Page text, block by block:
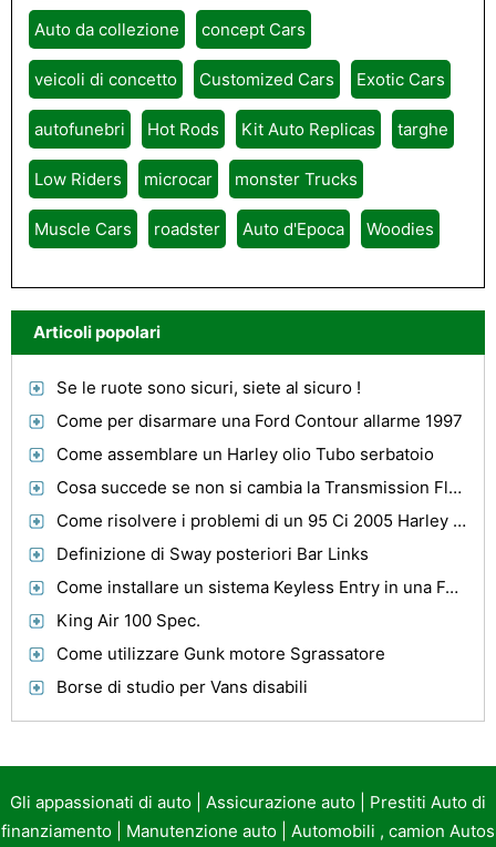
Auto da collezione concept Cars
veicoli di concetto Customized Cars Exotic Cars
autofunebri Hot Rods Kit Auto Replicas targhe
Low Riders microcar monster Trucks
Muscle Cars roadster Auto d'Epoca Woodies
Articoli popolari
Se le ruote sono sicuri, siete al sicuro !
Come per disarmare una Ford Contour allarme 1997
Come assemblare un Harley olio Tubo serbatoio
Cosa succede se non si cambia la Transmission Fluid?
Come risolvere i problemi di un 95 Ci 2005 Harley Davidson compensatore originale
Definizione di Sway posteriori Bar Links
Come installare un sistema Keyless Entry in una Ford
King Air 100 Spec.
Come utilizzare Gunk motore Sgrassatore
Borse di studio per Vans disabili
Gli appassionati di auto Assicurazione auto
Prestiti Auto di
finanziamento
Manutenzione auto Automobili , camion Autos